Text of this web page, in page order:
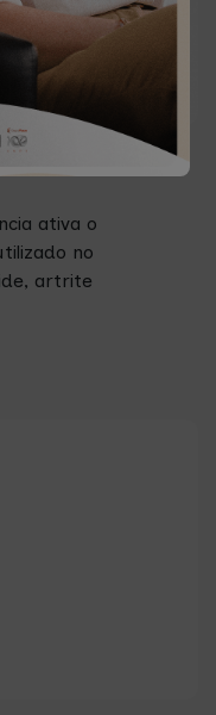
substância e
ativa o
no
artrite